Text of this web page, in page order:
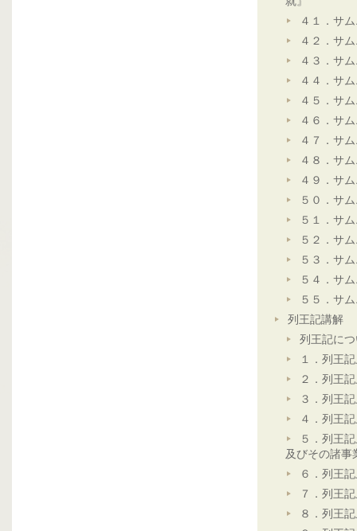
４１．サ
４２．サ
４３．サ
４４．サ
４５．サ
４６．サ
４７．サ
４８．サ
４９．サ
５０．サ
５１．サ
５２．サ
５３．サ
５４．サ
５５．サ
列王記講解
列王記に
１．列王
２．列王
３．列王
４．列王
５．列王
及びその諸事
６．列王
７．列王
８．列王